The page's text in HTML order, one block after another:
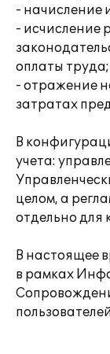
- начисление
- исчисление
оплаты труда;
- отражение
затратах
В
учета:
целом, а
отдельно
В настоящее
в рамках